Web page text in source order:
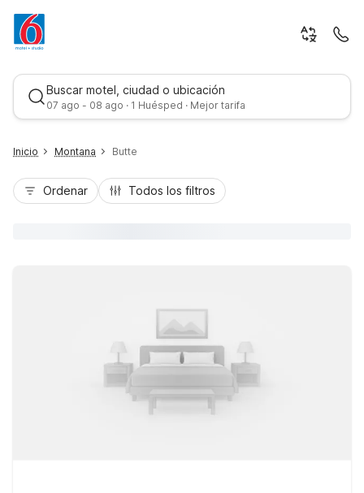
Buscar motel, ciudad o ubicación
07 ago - 08 ago · 1 Huésped · Mejor tarifa
Inicio Montana Butte
Ordenar Todos los filtros